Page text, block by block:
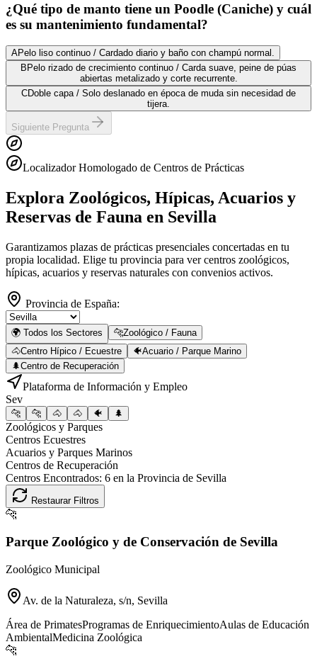
¿Qué tipo de manto tiene un Poodle (Caniche) y cuál
es su mantenimiento fundamental?
APelo liso continuo / Cardado diario y baño con champú normal.
B Pelo rizado de crecimiento continuo / Carda suave, peine de púas
abiertas metalizado y corte recurrente.
CDoble capa / Solo deslanado en época de muda sin necesidad de
tijera.
Siguiente Pregunta
Localizador Homologado de Centros de Prácticas
Explora Zoológicos, Hípicas, Acuarios y
Reservas de Fauna en Sevilla
Garantizamos plazas de prácticas presenciales concertadas en tu
propia localidad. Elige tu provincia para ver centros zoológicos,
hípicas, acuarios y reservas naturales con convenios activos.
Provincia de España:
🌍 Todos los Sectores 🐆Zoológico / Fauna
🐴Centro Hípico / Ecuestre 🐠Acuario / Parque Marino
🌲Centro de Recuperación
Plataforma de Información y Empleo
Sev
🐆 🐆 🐴 🐴 🐠 🌲
Zoológicos y Parques
Centros Ecuestres
Acuarios y Parques Marinos
Centros de Recuperación
Centros Encontrados: 6 en la Provincia de Sevilla
Restaurar Filtros
🐆
Parque Zoológico y de Conservación de Sevilla
Zoológico Municipal
Av. de la Naturaleza, s/n, Sevilla
Área de PrimatesProgramas de EnriquecimientoAulas de Educación
AmbientalMedicina Zoológica
🐆